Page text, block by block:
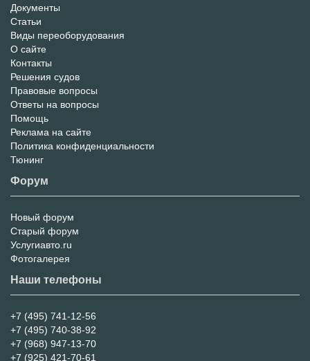
Информационный
Портал
Документы
Статьи
Виды переоборудования
О сайте
Контакты
Решения судов
Правовые вопросы
Ответы на вопросы
Помощь
Реклама на сайте
Политика конфиденциальности
Тюнинг
Форум
Форум
Новый форум
Старый форум
Услугиавто.ru
Фотогалерея
Наши телефоны
+7 (495) 741-12-56
+7 (495) 740-38-92
+7 (968) 947-13-70
+7 (925) 421-70-61